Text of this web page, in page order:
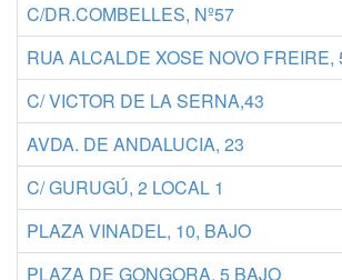
C/DR.COMBELLES, Nº57
RUA ALCALDE XOSE NOVO FREIRE,
C/ VICTOR DE LA SERNA,43
AVDA. DE ANDALUCIA, 23
C/ GURUGÚ, 2 LOCAL 1
PLAZA VINADEL, 10, BAJO
PLAZA DE GONGORA, 5 BAJO